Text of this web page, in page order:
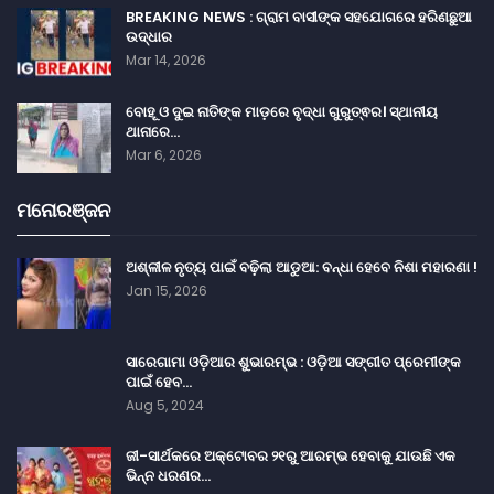
BREAKING NEWS : ଗ୍ରାମ ବାସୀଙ୍କ ସହଯୋଗରେ ହରିଣଛୁଆ
ଉଦ୍ଧାର
Mar 14, 2026
ବୋହୂ ଓ ଦୁଇ ନାତିଙ୍କ ମାଡ଼ରେ ବୃଦ୍ଧା ଗୁରୁତ୍ଵର। ସ୍ଥାନୀୟ
ଥାନାରେ…
Mar 6, 2026
ମନୋରଞ୍ଜନ
ଅଶ୍ଳୀଳ ନୃତ୍ୟ ପାଇଁ ବଢ଼ିଲା ଆଡୁଆ: ବନ୍ଧା ହେବେ ନିଶା ମହାରଣା !
Jan 15, 2026
ସାରେଗାମା ଓଡ଼ିଆର ଶୁଭାରମ୍ଭ : ଓଡ଼ିଆ ସଙ୍ଗୀତ ପ୍ରେମୀଙ୍କ
ପାଇଁ ହେବ…
Aug 5, 2024
ଜୀ-ସାର୍ଥକରେ ଅକ୍ଟୋବର ୨୧ରୁ ଆରମ୍ଭ ହେବାକୁ ଯାଉଛି ଏକ
ଭିନ୍ନ ଧରଣର…